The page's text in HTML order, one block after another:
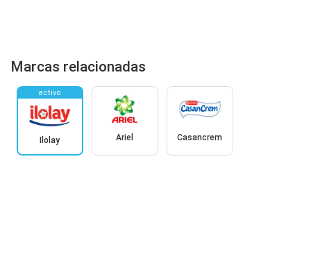
Marcas relacionadas
activo
Ilolay Ariel Casancrem